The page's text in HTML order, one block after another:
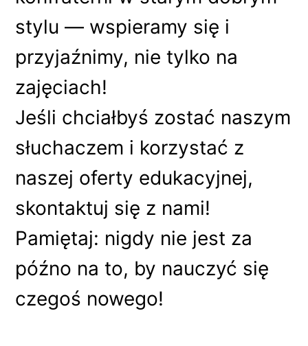
stylu — wspieramy się i
przyjaźnimy, nie tylko na
zajęciach!
Jeśli chciałbyś zostać naszym
słuchaczem i korzystać z
naszej oferty edukacyjnej,
skontaktuj się z nami!
Pamiętaj: nigdy nie jest za
późno na to, by nauczyć się
czegoś nowego!